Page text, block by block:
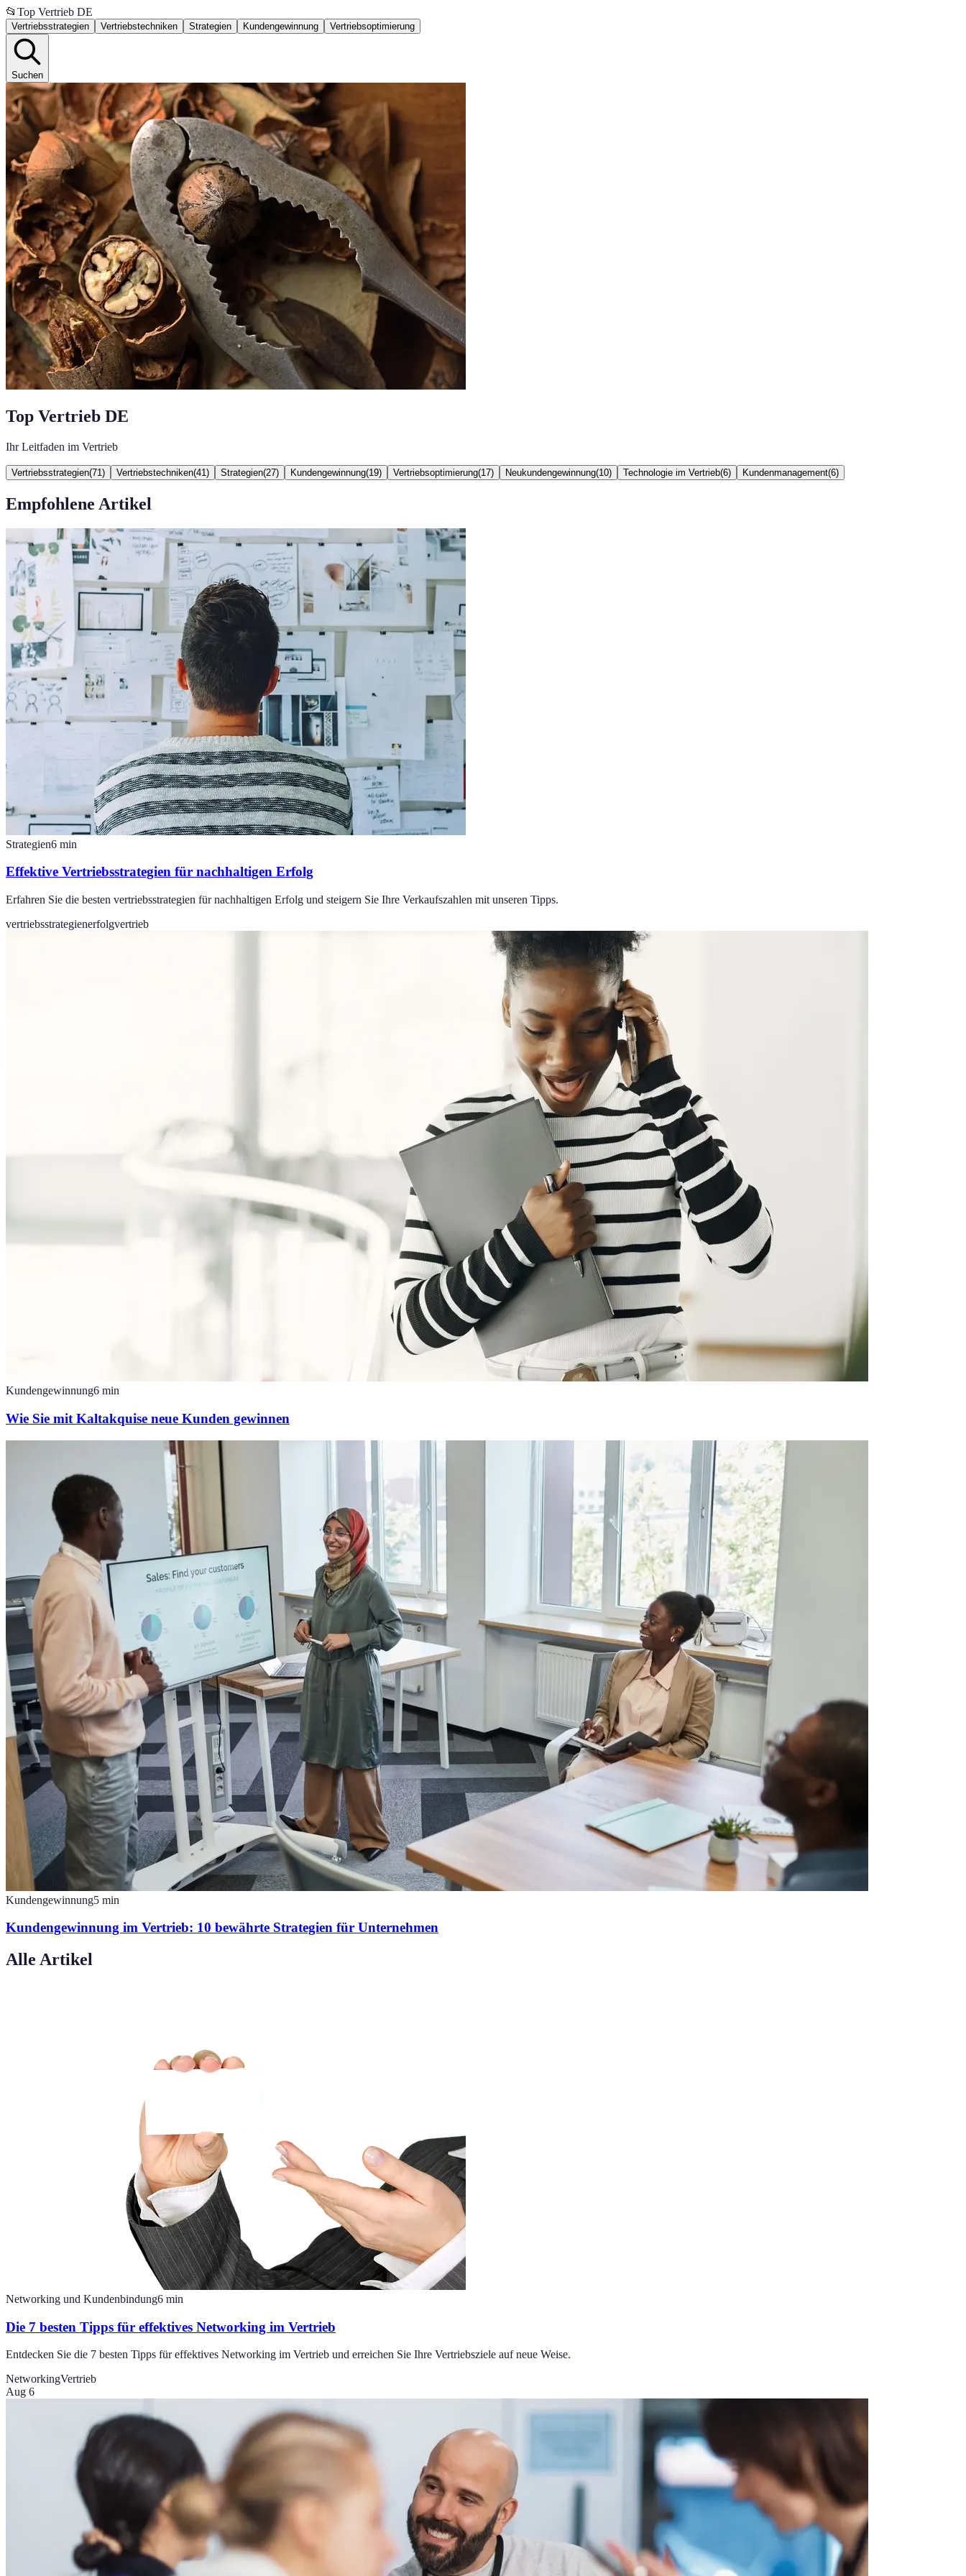
📂 Top Vertrieb DE
Vertriebsstrategien Vertriebstechniken Strategien Kundengewinnung Vertriebsoptimierung
Suchen
Top Vertrieb DE
Ihr Leitfaden im Vertrieb
Vertriebsstrategien(71 ) Vertriebstechniken(41 ) Strategien(27) Kundengewinnung(19) Vertriebsoptimierung(17) Neukundengewinnung(10) Technologie im Vertrieb(6) Kundenmanagement(6)
Empfohlene Artikel
Strategien6 min
Effektive Vertriebsstrategien für nachhaltigen Erfolg
Erfahren Sie die besten vertriebsstrategien für nachhaltigen Erfolg und steigern Sie Ihre Verkaufszahlen mit unseren Tipps.
vertriebsstrategienerfolgvertrieb
Kundengewinnung6 min
Wie Sie mit Kaltakquise neue Kunden gewinnen
Kundengewinnung5 min
Kundengewinnung im Vertrieb: 10 bewährte Strategien für Unternehmen
Alle Artikel
Networking und Kundenbindung6 min
Die 7 besten Tipps für effektives Networking im Vertrieb
Entdecken Sie die 7 besten Tipps für effektives Networking im Vertrieb und erreichen Sie Ihre Vertriebsziele auf neue Weise.
NetworkingVertrieb
Aug 6